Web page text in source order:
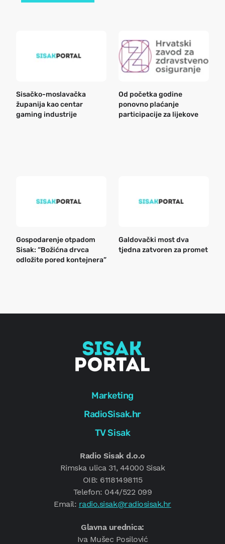
Sisačko-moslavačka
županija kao centar
gaming industrije
Od početka godine
ponovno plaćanje
participacije za lijekove
Gospodarenje otpadom
Sisak: “Božićna drvca
odložite pored kontejnera”
Galdovački most dva
tjedna zatvoren za promet
Marketing
RadioSisak.hr
TV Sisak
Radio Sisak d.o.o
Rimska ulica 31, 44000 Sisak
OIB: 61181498115
Telefon: 044/522 099
Email: radio.sisak@radiosisak.hr
Glavna urednica:
Iva Mušec Posilović